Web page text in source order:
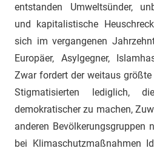
entstanden Umweltsünder,
und kapitalistische
sich im vergangenen
Europäer, Asylgegner,
Zwar fordert der weitaus
Stigmatisierten lediglich,
demokratischer zu machen,
anderen Bevölkerungsgruppen
bei Klimaschutzmaßnahmen